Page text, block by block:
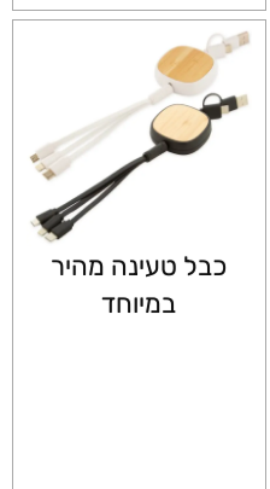
כבל טעינה מהיר
במיוחד